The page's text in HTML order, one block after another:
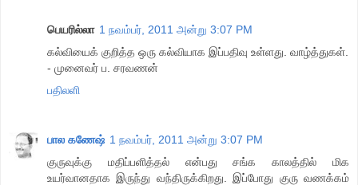
பெயரில்லா 1 நவம்பர், 2011 அன்று 3:07 PM
கல்வியைக் குறித்த ஒரு கல்வியாக இப்பதிவு உள்ளது. வாழ்த்துகள்.
- முனைவர் ப. சரவணன்
பதிலளி
பால கணேஷ் 1 நவம்பர், 2011 அன்று 3:07 PM
குருவுக்கு மதிப்பளித்தல் என்பது சங்க காலத்தில் மிக
உயர்வானதாக இருந்து வந்திருக்கிறது. இப்போது குரு வணக்கம்